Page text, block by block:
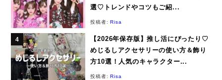
選♡トレンドやコツもご紹...
投稿者: Risa
【2026年保存版】推し活にぴったり♡
めじるしアクセサリーの使い方＆飾り
方10選！人気のキャラクター...
投稿者: Risa